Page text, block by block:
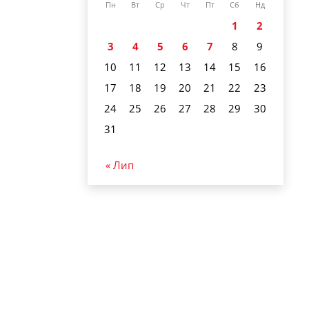
Пн Вт Ср Чт Пт Сб Нд
1
2
3
4 5 6 7 8
9
10
11 12 13 14 15
16
17
18 19 20 21 22
23
24
25 26 27 28 29
30
31
« Лип